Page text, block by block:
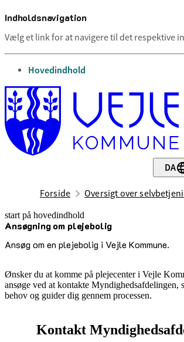
Indholdsnavigation
Vælg et link for at navigere til det respektive
gå til
Hovedindhold
DA
Forside Oversigt over
start på hovedindhold
Ansøgning om plejebolig
Ansøg om en plejebolig i Vejle Kommune.
senest opdateret 8. juli 2026
Ønsker du at komme på plejecenter i Vejle
ansøge ved at kontakte Myndighedsafdelingen,
behov og guider dig gennem processen.
Kontakt